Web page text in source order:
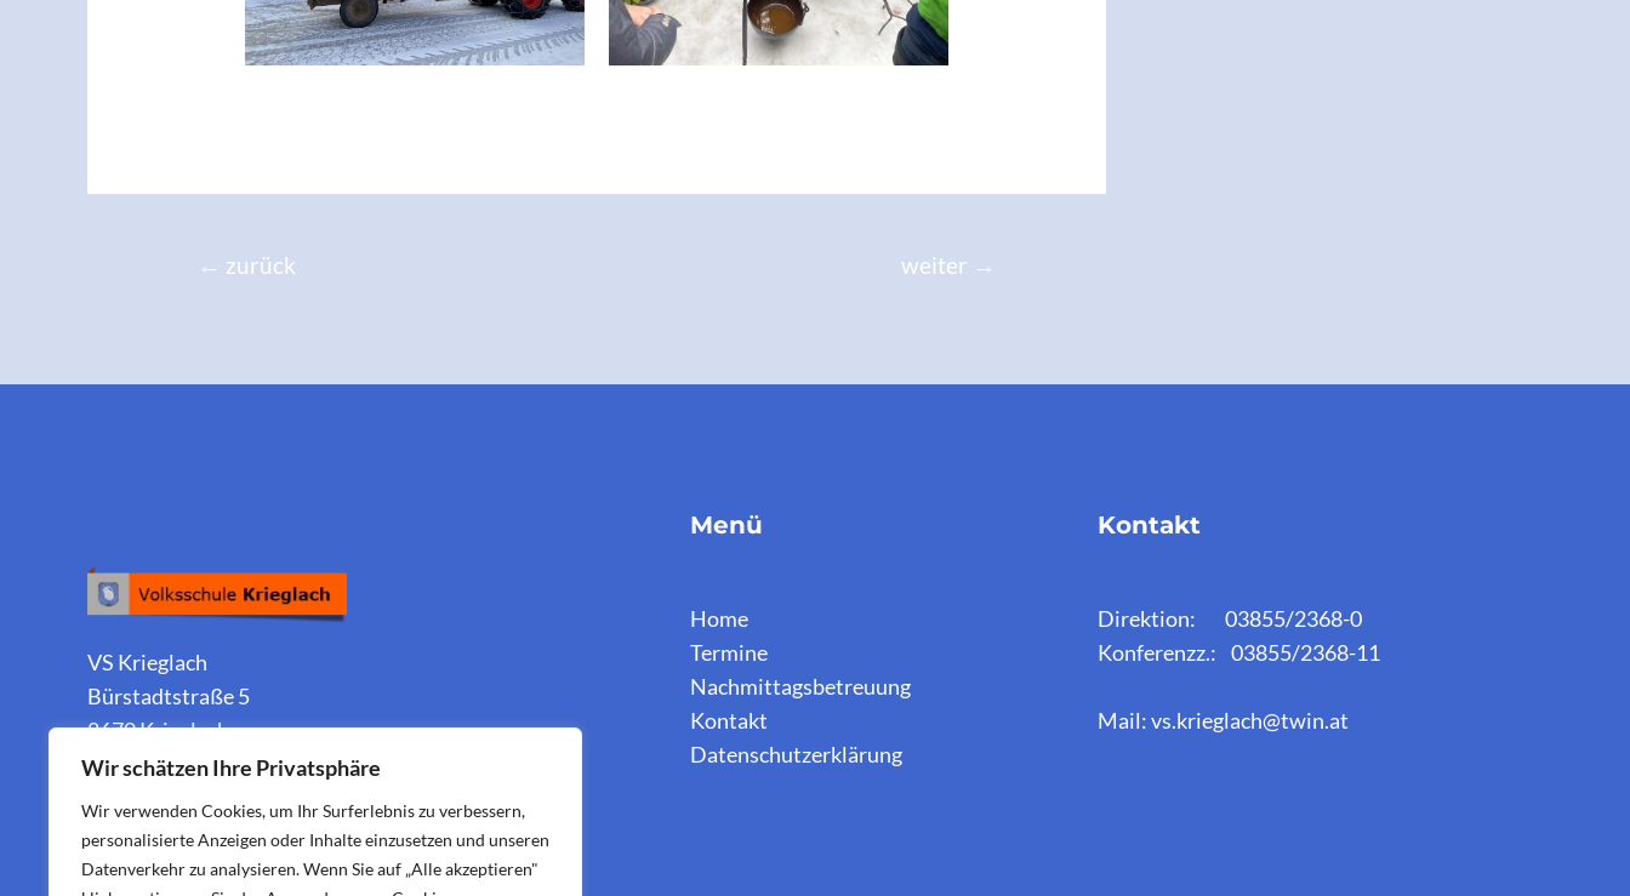
Wir schätzen Ihre Privatsphäre
Wir verwenden Cookies, um Ihr Surferlebnis zu verbessern,
personalisierte Anzeigen oder Inhalte einzusetzen und unseren
Datenverkehr zu analysieren. Wenn Sie auf „Alle akzeptieren"
← zurück weiter →
VS Krieglach
Bürstadtstraße 5
8670 Krieglach
Menü
Home
Termine
Nachmittagsbetreuung
Kontakt
Datenschutzerklärung
Kontakt
Direktion: 03855/2368-0
Konferenzz.: 03855/2368-11
Mail: vs.krieglach@twin.at